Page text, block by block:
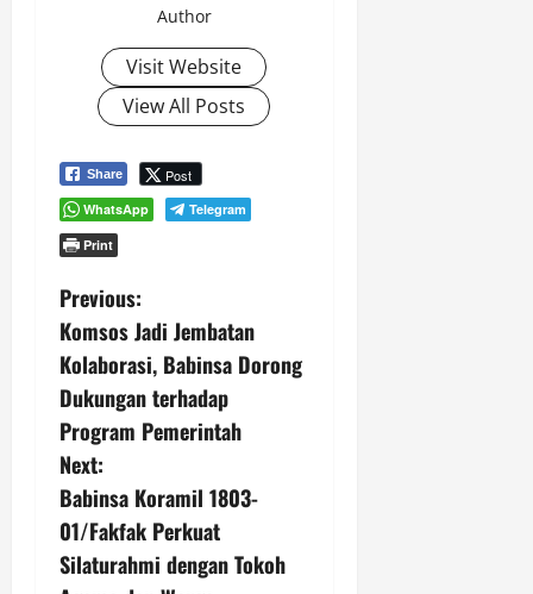
Author
Visit Website
View All Posts
Share Post
WhatsApp
Telegram
Print
P
o
s
t
n
a
Previous:
Komsos Jadi Jembatan
Kolaborasi, Babinsa Dorong
Dukungan terhadap
Program Pemerintah
Next:
Babinsa Koramil 1803-
01/Fakfak Perkuat
Silaturahmi dengan Tokoh